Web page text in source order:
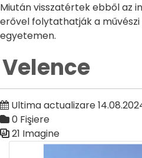
Miután visszatértek ebből az
erővel folytathatják a művészi
egyetemen.
Velence
Ultima actualizare
0 Fişiere
21 Imagine
Galerie media